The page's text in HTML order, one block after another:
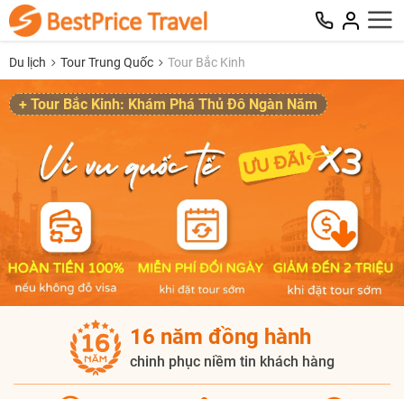
Du lịch Tour Trung Quốc Tour Bắc Kinh
+ Tour Bắc Kinh: Khám Phá Thủ Đô Ngàn Năm
16 năm đồng hành
chinh phục niềm tin khách hàng